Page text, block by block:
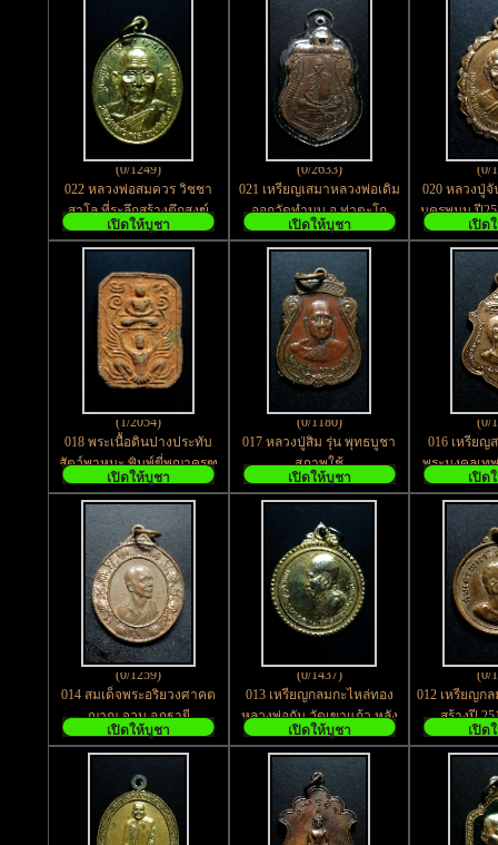
(0/1249)
022 หลวงพ่อสมควร วิชชา
สาโล ที่ระลึกสร้างตึกสงฆ์
อาพาธโรงพยาบาลค่ายจิร
ประวัติ
เปิดให้บูชา
(0/2633)
021 เหรียญเสมาหลวงพ่อเดิม
ออกวัดทำนบ อ.ท่าตะโก
จ.นครสวรรค์ สร้างปี 2535
เปิดให้บูชา
(0/
020 หลวงปู่
นครพนม ปี
หาย
เปิด
(1/2054)
018 พระเนื้อดินปางประทับ
สัตว์พาหนะ พิมพ์ขี่พญาครุฑ
หลวงพ่อปานย้อนยุค
เปิดให้บูชา
(0/1180)
017 หลวงปู่สิม รุ่น พุทธบูชา
สภาพใช้
เปิดให้บูชา
(0/
016 เหรียญ
พระมงคลเท
สด วัด
เปิด
(0/1259)
014 สมเด็จพระอริยวงศาคต
ญาณ จวน อุฏฐายี
เปิดให้บูชา
(0/1437)
013 เหรียญกลมกะไหล่ทอง
หลวงพ่อกัน วัดเขาแก้ว หลัง
ร.๕
เปิดให้บูชา
(0/
012 เหรียญก
สร้างปี
เปิด